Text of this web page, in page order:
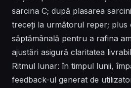
sarcina C; după plasarea
treceți la următorul reper; plus
săptămânală pentru a rafina
ajustări asigură claritatea
Ritmul lunar: în timpul lunii,
feedback-ul generat de